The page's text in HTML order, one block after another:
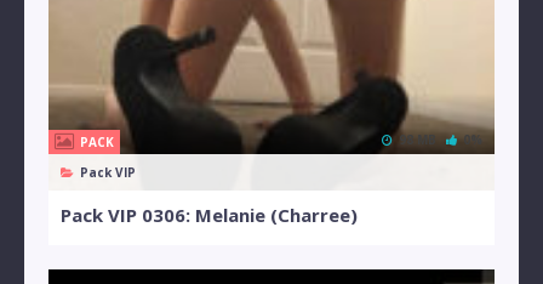
PACK
Pack VIP
98 MB 0%
Pack VIP 0306: Melanie (Charree)